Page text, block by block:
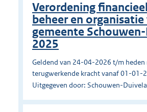
Verordening
beheer en organisatie
gemeente
2025
Geldend van 24-04-2026 t/m heden
terugwerkende kracht vanaf 01-01-
Uitgegeven door: Schouwen-